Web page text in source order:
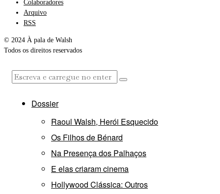
Colaboradores
Arquivo
RSS
© 2024 À pala de Walsh
Todos os direitos reservados
Dossier
Raoul Walsh, Herói Esquecido
Os Filhos de Bénard
Na Presença dos Palhaços
E elas criaram cinema
Hollywood Clássica: Outros